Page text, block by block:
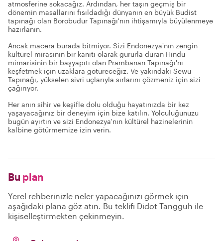
atmosferine sokacağız. Ardından, her taşın geçmiş bir
dönemin masallarını fısıldadığı dünyanın en büyük Budist
tapınağı olan Borobudur Tapınağı'nın ihtişamıyla büyülenmeye
hazırlanın.
Ancak macera burada bitmiyor. Sizi Endonezya'nın zengin
kültürel mirasının bir kanıtı olarak gururla duran Hindu
mimarisinin bir başyapıtı olan Prambanan Tapınağı'nı
keşfetmek için uzaklara götüreceğiz. Ve yakındaki Sewu
Tapınağı, yükselen sivri uçlarıyla sırlarını çözmeniz için sizi
çağırıyor.
Her anın sihir ve keşifle dolu olduğu hayatınızda bir kez
yaşayacağınız bir deneyim için bize katılın. Yolculuğunuzu
bugün ayırtın ve sizi Endonezya'nın kültürel hazinelerinin
kalbine götürmemize izin verin.
Bu plan
Yerel rehberinizle neler yapacağınızı görmek için
aşağıdaki plana göz atın. Bu teklifi Didot Tangguh ile
kişiselleştirmekten çekinmeyin.